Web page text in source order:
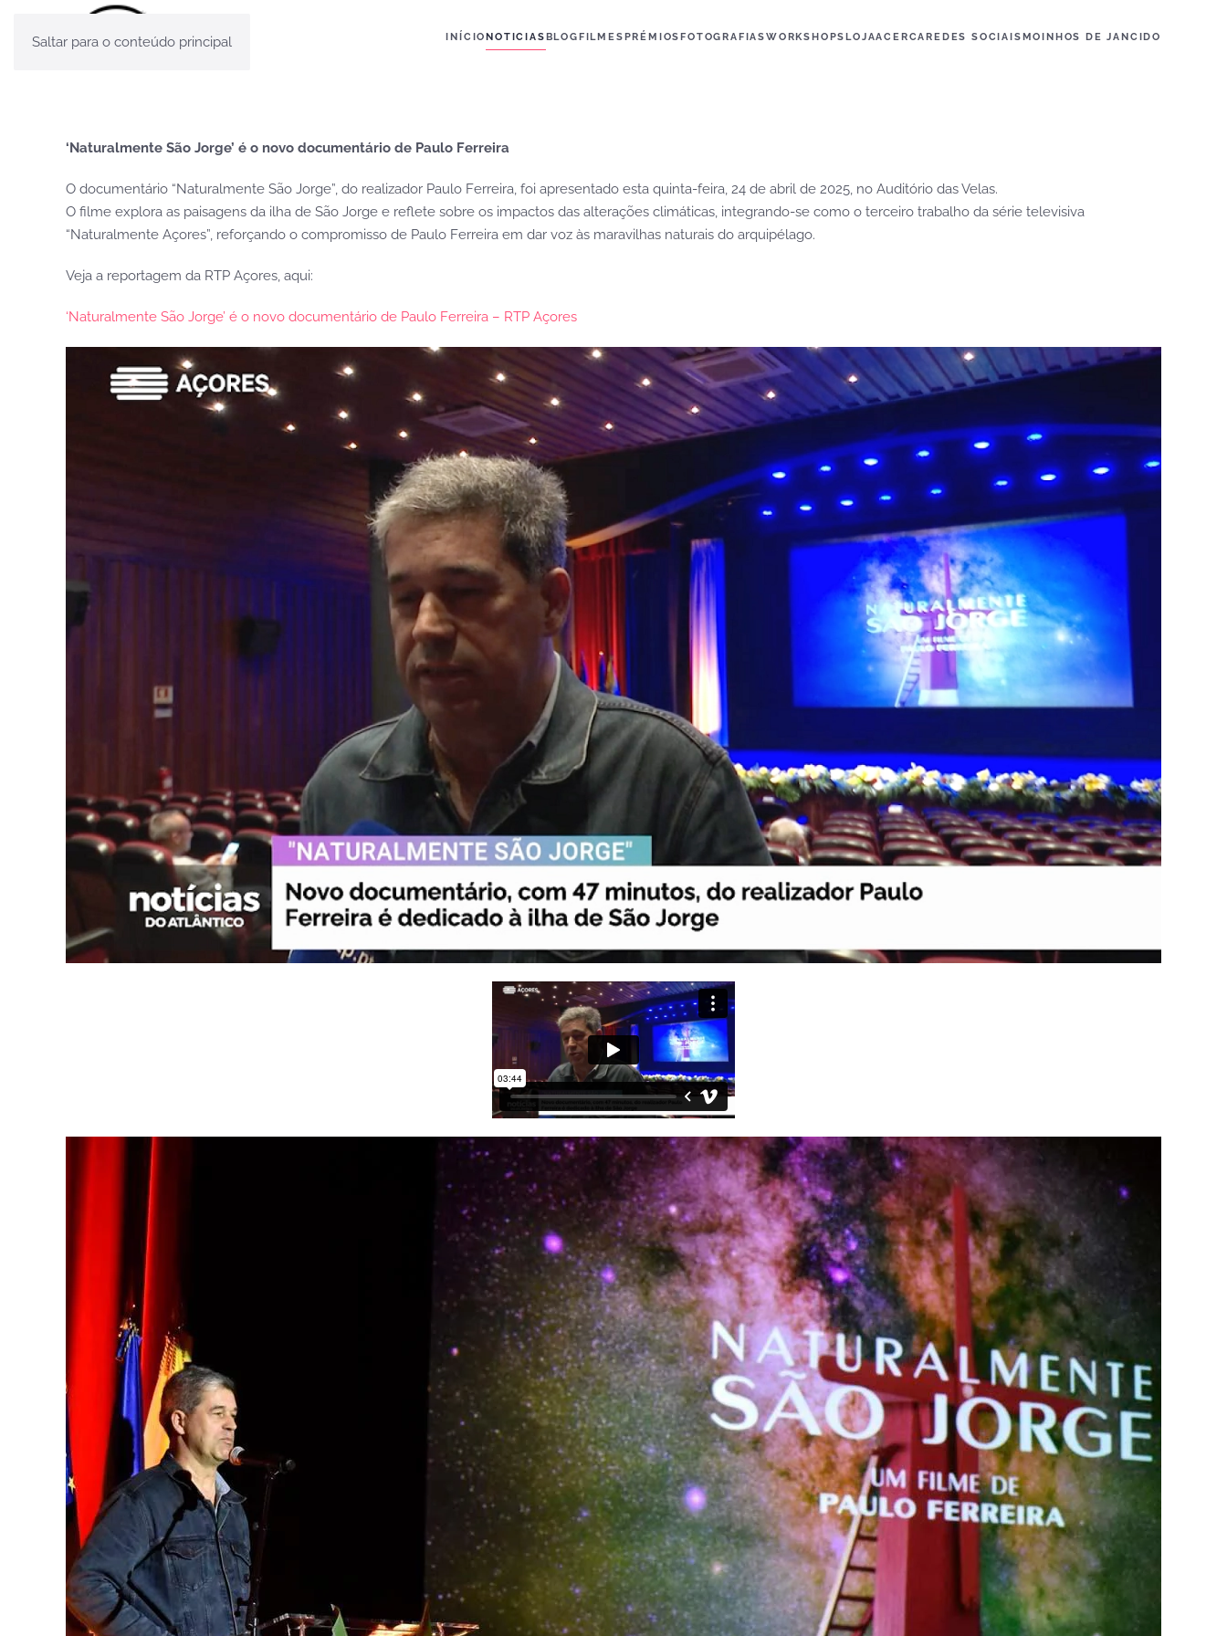
Saltar para o conteúdo principal INÍCIONOTICIASBLOGFILMESPRÉMIOSFOTOGRAFIASWORKSHOPSLOJAACERCAREDES SOCIAISMOINHOS DE JANCIDO
‘Naturalmente São Jorge’ é o novo documentário de Paulo Ferreira
O documentário “Naturalmente São Jorge”, do realizador Paulo Ferreira, foi apresentado esta quinta-feira, 24 de abril de 2025, no Auditório das Velas.
O filme explora as paisagens da ilha de São Jorge e reflete sobre os impactos das alterações climáticas, integrando-se como o terceiro trabalho da série televisiva
“Naturalmente Açores”, reforçando o compromisso de Paulo Ferreira em dar voz às maravilhas naturais do arquipélago.
Veja a reportagem da RTP Açores, aqui:
‘Naturalmente São Jorge’ é o novo documentário de Paulo Ferreira – RTP Açores